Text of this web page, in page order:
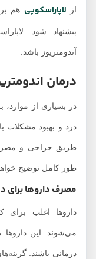
لاپاراسکوپیهم برای
پیشنهاد شود.
آندومتریوز باشد.
درمان
در بسیاری از موارد،
درد و بهبود مشکلات
طریق جراحی و مصرف
طور کامل توضیح خواهیم
مصرف داروها برای
داروها اغلب برای کمک
می‌شوند. این داروها
درمانی باشند. گزینه‌های